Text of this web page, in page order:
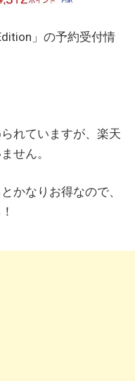
」の予約受付情
れていますが、楽天
せん。
かなりお得なので、